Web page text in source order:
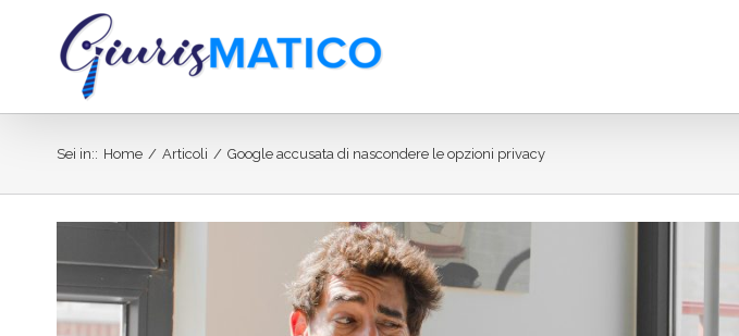
contenuto
Sei in:: Home / Articoli / Google accusata di nascondere le opzioni privacy
immagine